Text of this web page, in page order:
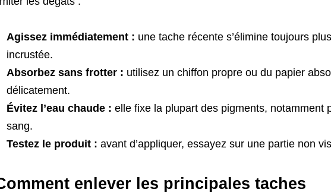
Agissez immédiatement : une tache récente s’élimine toujours
incrustée.
Absorbez sans frotter : utilisez un chiffon propre ou du papier
délicatement.
Évitez l’eau chaude : elle fixe la plupart des pigments, notamment
sang.
Testez le produit : avant d’appliquer, essayez sur une partie non
enlever les principales taches